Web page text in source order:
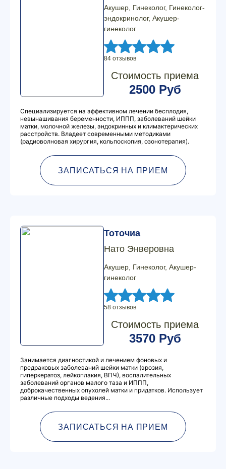
Акушер, Гинеколог, Гинеколог-
эндокринолог, Акушер-
гинеколог
84 отзывов
Стоимость приема
2500 Руб
Специализируется на эффективном лечении бесплодия,
невынашивания беременности, ИППП, заболеваний шейки
матки, молочной железы, эндокринных и климактерических
расстройств. Владеет современными методиками
(радиоволновая хирургия, кольпоскопия, озонотерапия).
ЗАПИСАТЬСЯ НА ПРИЕМ
Тоточиа
Нато Энверовна
Акушер, Гинеколог, Акушер-
гинеколог
58 отзывов
Стоимость приема
3570 Руб
Занимается диагностикой и лечением фоновых и
предраковых заболеваний шейки матки (эрозия,
гиперкератоз, лейкоплакия, ВПЧ), воспалительных
заболеваний органов малого таза и ИППП,
доброкачественных опухолей матки и придатков. Использует
различные подходы ведения...
ЗАПИСАТЬСЯ НА ПРИЕМ